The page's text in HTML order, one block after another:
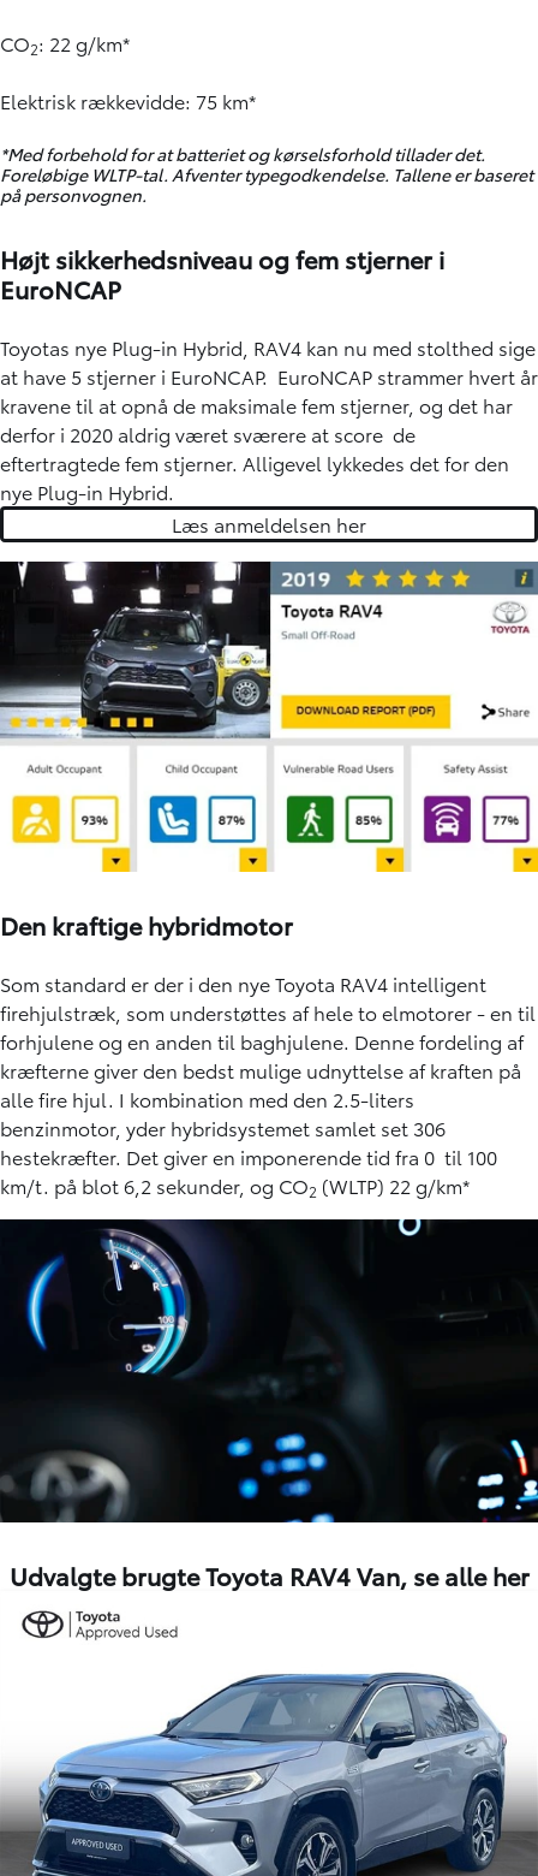
CO2: 22 g/km*
Elektrisk rækkevidde: 75 km*
*Med forbehold for at batteriet og kørselsforhold tillader det.
Foreløbige WLTP-tal. Afventer typegodkendelse. Tallene er baseret
på personvognen.
Højt sikkerhedsniveau og fem stjerner i
EuroNCAP
Toyotas nye Plug-in Hybrid, RAV4 kan nu med stolthed sige
at have 5 stjerner i EuroNCAP. EuroNCAP strammer hvert år
kravene til at opnå de maksimale fem stjerner, og det har
derfor i 2020 aldrig været sværere at score de
eftertragtede fem stjerner. Alligevel lykkedes det for den
nye Plug-in Hybrid.
Læs anmeldelsen her
Den kraftige hybridmotor
Som standard er der i den nye Toyota RAV4 intelligent
firehjulstræk, som understøttes af hele to elmotorer - en til
forhjulene og en anden til baghjulene. Denne fordeling af
kræfterne giver den bedst mulige udnyttelse af kraften på
alle fire hjul. I kombination med den 2.5-liters
benzinmotor, yder hybridsystemet samlet set 306
hestekræfter. Det giver en imponerende tid fra 0 til 100
km/t. på blot 6,2 sekunder, og CO2 (WLTP) 22 g/km*
Udvalgte brugte Toyota RAV4 Van,se alle her